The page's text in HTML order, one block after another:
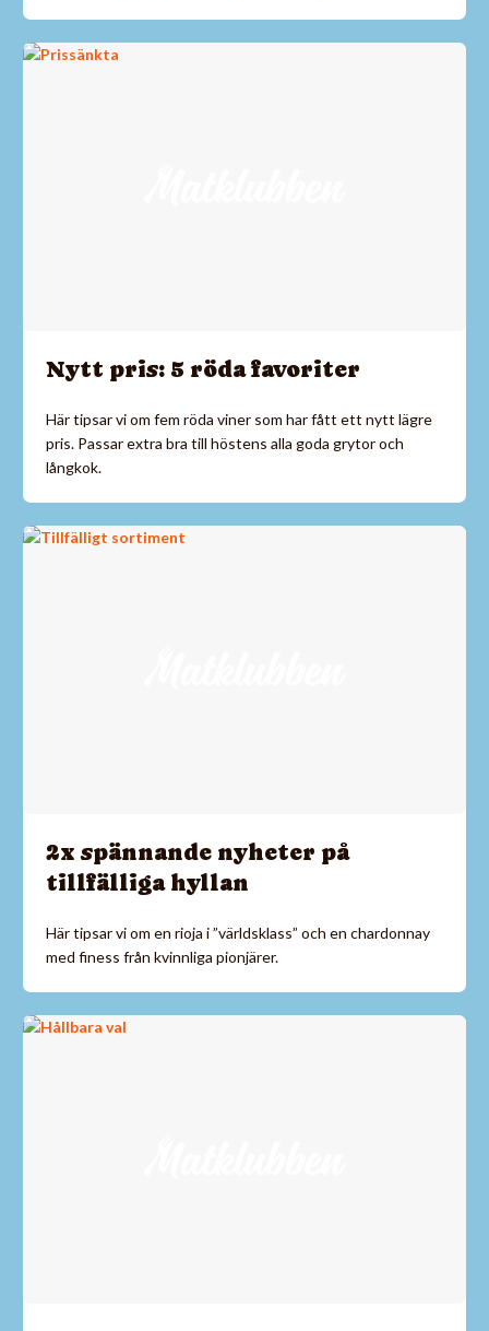
Nytt pris: 5 röda favoriter
Här tipsar vi om fem röda viner som har fått ett nytt lägre
pris. Passar extra bra till höstens alla goda grytor och
långkok.
2x spännande nyheter på
tillfälliga hyllan
Här tipsar vi om en rioja i ”världsklass” och en chardonnay
med finess från kvinnliga pionjärer.